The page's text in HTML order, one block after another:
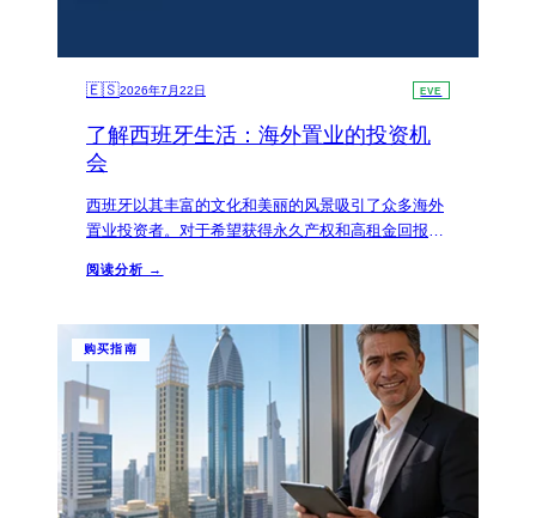
🇪🇸2026年7月22日 EVE
了解西班牙生活：海外置业的投资机
会
西班牙以其丰富的文化和美丽的风景吸引了众多海外
置业投资者。对于希望获得永久产权和高租金回报率
场。
阅读分析 →
购买指南